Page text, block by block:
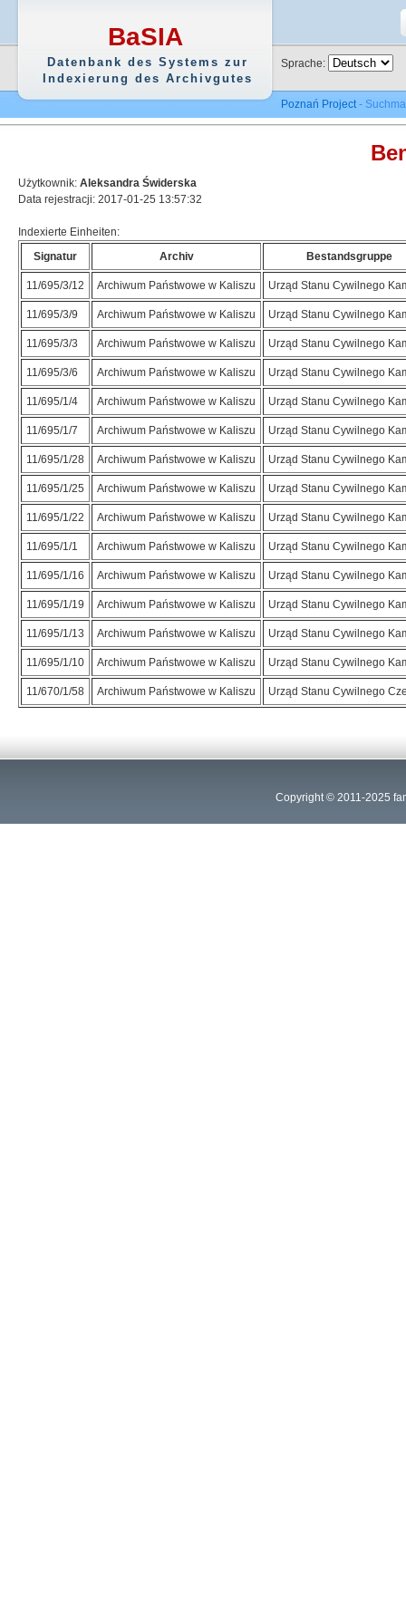
BaSIA
Datenbank des Systems zur
Indexierung des Archivgutes
Sprache:
Poznań Project-
Użytkownik: Aleksandra Świderska
Data rejestracji: 2017-01-25 13:57:32
Indexierte Einheiten:
Signatur
Archiv Bestandsgruppe
11/695/3/12 Archiwum Państwowe w Kaliszu Urząd Stanu Cywilnego
11/695/3/9 Archiwum Państwowe w Kaliszu Urząd Stanu Cywilnego
11/695/3/3 Archiwum Państwowe w Kaliszu Urząd Stanu Cywilnego
11/695/3/6 Archiwum Państwowe w Kaliszu Urząd Stanu Cywilnego
11/695/1/4 Archiwum Państwowe w Kaliszu Urząd Stanu Cywilnego
11/695/1/7 Archiwum Państwowe w Kaliszu Urząd Stanu Cywilnego
11/695/1/28 Archiwum Państwowe w Kaliszu Urząd Stanu Cywilnego
11/695/1/25 Archiwum Państwowe w Kaliszu Urząd Stanu Cywilnego
11/695/1/22 Archiwum Państwowe w Kaliszu Urząd Stanu Cywilnego
11/695/1/1 Archiwum Państwowe w Kaliszu Urząd Stanu Cywilnego
11/695/1/16 Archiwum Państwowe w Kaliszu Urząd Stanu Cywilnego
11/695/1/19 Archiwum Państwowe w Kaliszu Urząd Stanu Cywilnego
11/695/1/13 Archiwum Państwowe w Kaliszu Urząd Stanu Cywilnego
11/695/1/10 Archiwum Państwowe w Kaliszu Urząd Stanu Cywilnego
11/670/1/58 Archiwum Państwowe w Kaliszu Urząd Stanu Cywilnego
Copyright © 2011-2025